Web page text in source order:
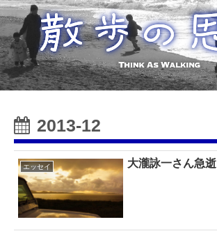
2013-12
エッセイ 大瀧詠一さん急逝